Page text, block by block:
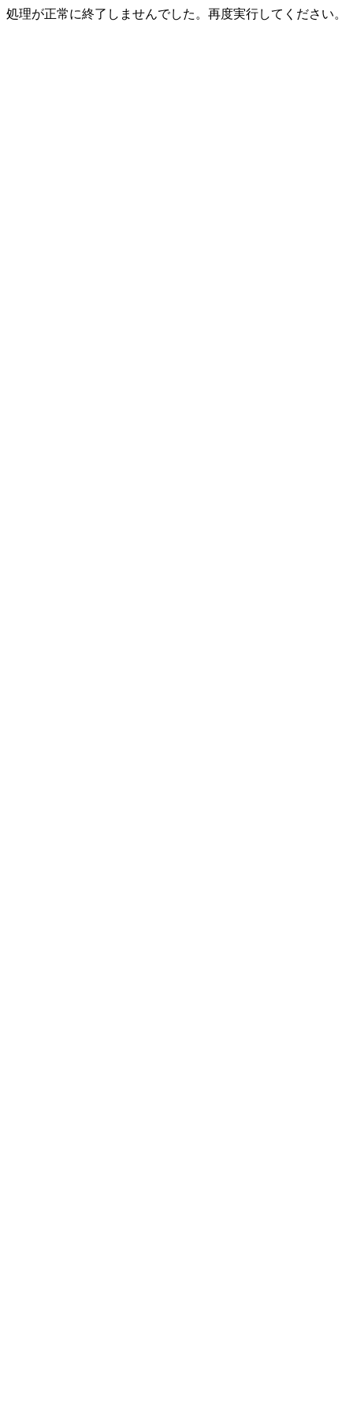
処理が正常に終了しませんでした。再度実行してください。